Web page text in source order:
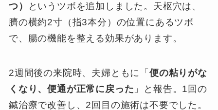
つ）
というツボを追加しました。天枢穴は、
臍の横約2寸（指3本分）の位置にあるツボ
で、腸の機能を整える効果があります。
2週間後の来院時、夫婦ともに「便の粘りがな
くなり、便通が正常に戻った 」と報告。1回の
鍼治療で改善し、2回目の施術は不要でした。